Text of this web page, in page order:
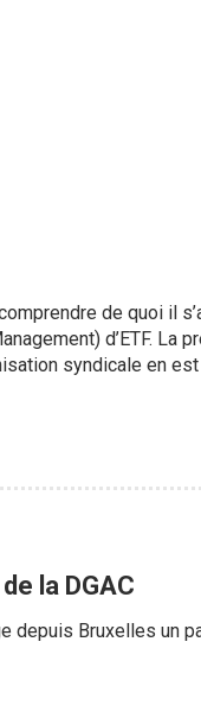
de quoi il
d’ETF. La
syndicale en
la DGAC
depuis Bruxelles un